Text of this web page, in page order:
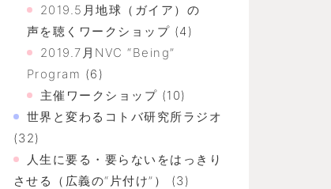
2019.5月地球（ガイア）の
声を聴くワークショップ (4)
2019.7月NVC “Being”
Program (6)
主催ワークショップ (10)
世界と変わるコトバ研究所ラジオ
(32)
人生に要る・要らないをはっきり
させる（広義の“片付け”）
(3)